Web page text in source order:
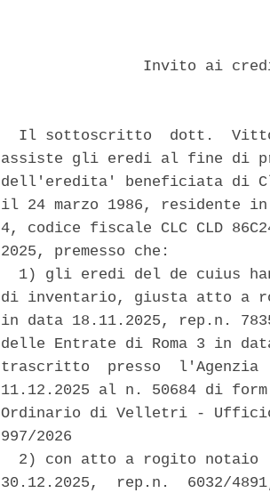
Invito ai
Il sottoscritto  dott.
assiste gli eredi al fine di
dell'eredita' beneficiata di
il 24 marzo 1986, residente
4, codice fiscale CLC CLD
2025, premesso che:
1) gli eredi del de cuius
di inventario, giusta atto a
in data 18.11.2025, rep.n.
delle Entrate di Roma 3 in
trascritto  presso
11.12.2025 al n. 50684 di
Ordinario di Velletri -
997/2026
2) con atto a rogito notaio
30.12.2025,  rep.n.  6032/